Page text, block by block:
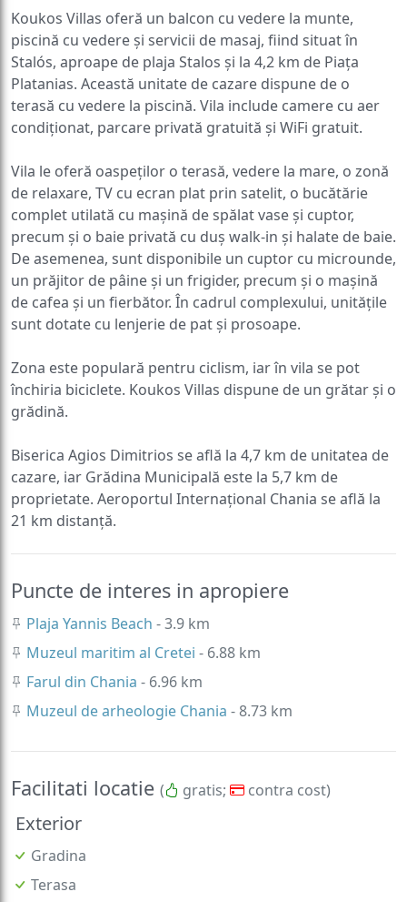
Koukos Villas oferă un balcon cu vedere la munte,
piscină cu vedere și servicii de masaj, fiind situat în
Stalós, aproape de plaja Stalos și la 4,2 km de Piața
Platanias. Această unitate de cazare dispune de o
terasă cu vedere la piscină. Vila include camere cu aer
condiționat, parcare privată gratuită și WiFi gratuit.
Vila le oferă oaspeților o terasă, vedere la mare, o zonă
de relaxare, TV cu ecran plat prin satelit, o bucătărie
complet utilată cu mașină de spălat vase și cuptor,
precum și o baie privată cu duș walk-in și halate de baie.
De asemenea, sunt disponibile un cuptor cu microunde,
un prăjitor de pâine și un frigider, precum și o mașină
de cafea și un fierbător. În cadrul complexului, unitățile
sunt dotate cu lenjerie de pat și prosoape.
Zona este populară pentru ciclism, iar în vila se pot
închiria biciclete. Koukos Villas dispune de un grătar și o
grădină.
Biserica Agios Dimitrios se află la 4,7 km de unitatea de
cazare, iar Grădina Municipală este la 5,7 km de
proprietate. Aeroportul Internațional Chania se află la
21 km distanță.
Puncte de interes in apropiere
Plaja Yannis Beach - 3.9 km
Muzeul maritim al Cretei - 6.88 km
Farul din Chania - 6.96 km
Muzeul de arheologie Chania - 8.73 km
Facilitati locatie ( gratis; contra cost)
Exterior
Gradina
Terasa